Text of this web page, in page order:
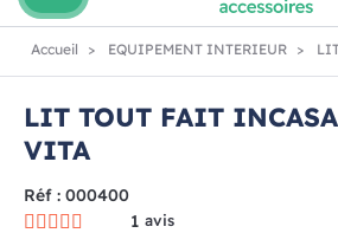
Accueil EQUIPEMENT INTERIEUR
LIT TOUT FAIT
VITA
Réf : 000400
1 avis